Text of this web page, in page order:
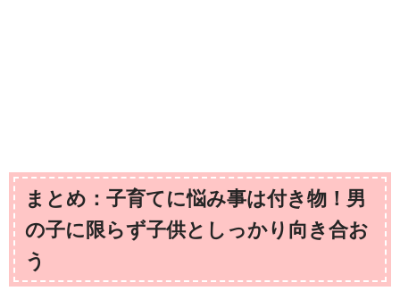
まとめ：子育てに悩み事は付き物！男
の子に限らず子供としっかり向き合お
う